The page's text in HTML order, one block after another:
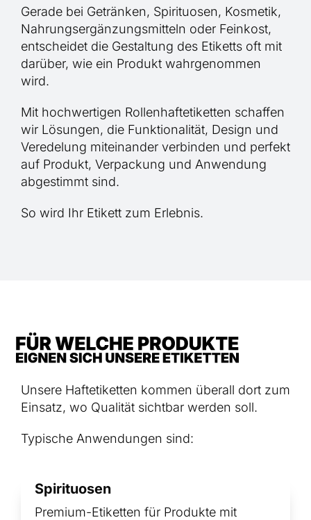
Gerade bei Getränken, Spirituosen, Kosmetik,
Nahrungsergänzungsmitteln oder Feinkost,
entscheidet die Gestaltung des Etiketts oft mit
darüber, wie ein Produkt wahrgenommen
wird.
Mit hochwertigen Rollenhaftetiketten schaffen
wir Lösungen, die Funktionalität, Design und
Veredelung miteinander verbinden und perfekt
auf Produkt, Verpackung und Anwendung
abgestimmt sind.
So wird Ihr Etikett zum Erlebnis.
Unsere Haftetiketten kommen überall dort zum
Einsatz, wo Qualität sichtbar werden soll.
Typische Anwendungen sind:
Spirituosen
Premium-Etiketten für Produkte mit